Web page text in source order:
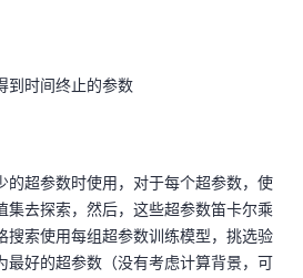
到时间终止的参数
的超参数时使用，对于每个超参数，使
集去探索，然后，这些超参数笛卡尔乘
搜索使用每组超参数训练模型，挑选验
最好的超参数（没有考虑计算背景，可